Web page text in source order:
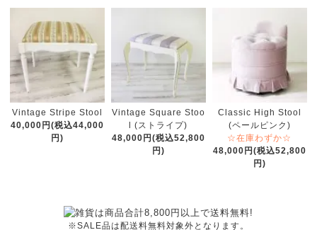
Vintage Stripe Stool
40,000円(税込44,000
円)
Vintage Square Stoo
l (ストライプ)
48,000円(税込52,800
円)
Classic High Stool
(ペールピンク)
☆在庫わずか☆
48,000円(税込52,800
円)
※SALE品は配送料無料対象外となります。